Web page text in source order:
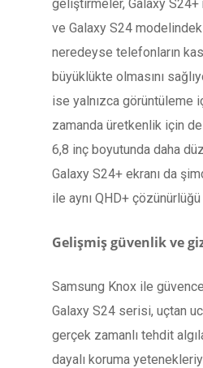
geliştirmeler, Galaxy
ve Galaxy S24
neredeyse telefonların
büyüklükte olmasını
ise yalnızca görüntüleme
zamanda üretkenlik için
6,8 inç boyutunda daha
Galaxy S24+ ekranı da
ile aynı QHD+
Gelişmiş güvenlik ve
Samsung Knox ile güvence
Galaxy S24 serisi, uçtan
gerçek zamanlı tehdit
dayalı koruma